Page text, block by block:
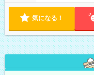
気になる！